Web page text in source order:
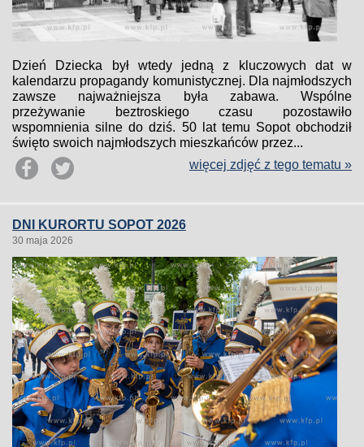
Dzień Dziecka był wtedy jedną z kluczowych dat w
kalendarzu propagandy komunistycznej. Dla najmłodszych
zawsze najważniejsza była zabawa. Wspólne
przeżywanie beztroskiego czasu pozostawiło
wspomnienia silne do dziś. 50 lat temu Sopot obchodził
święto swoich najmłodszych mieszkańców przez...
więcej zdjęć z tego tematu »
DNI KURORTU SOPOT 2026
30 maja 2026